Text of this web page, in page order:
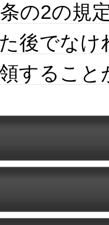
の2の規
後でな
するこ